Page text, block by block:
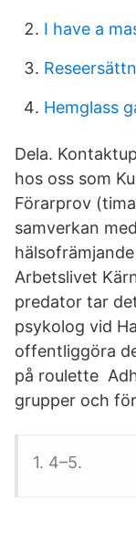
I have a
Hemglass
Dela.
hos oss som
Förarprov
samverkan
Arbetslivet
predator tar
psykolog vid
offentliggöra
på roulette
grupper och
1. 4–5.